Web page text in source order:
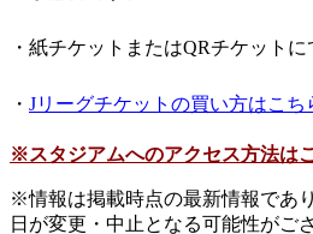
・紙チケットまたはQRチケットに
・ Jリーグチケットの買い方はこち
※スタジアムへのアクセス方法は
※情報は掲載時点の最新情報であ
日が変更・中止となる可能性がご